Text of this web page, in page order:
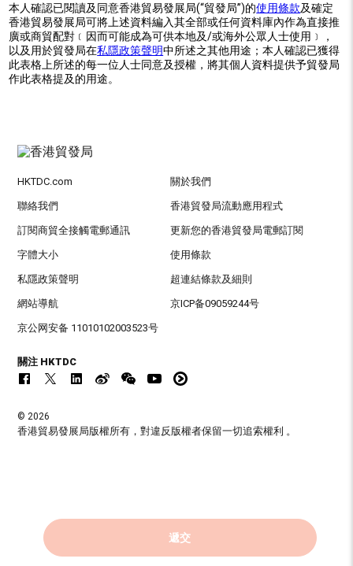
本人確認已閱讀及同意香港貿易發展局(“貿發局”)的使用條款及確定
香港貿易發展局可將上述資料編入其全部或任何資料庫內作為直接推
廣或商貿配對﹝因而可能成為可供本地及/或海外公眾人士使用﹞，
以及用於貿發局在私隱政策聲明中所述之其他用途；本人確認已獲得
此表格上所述的每一位人士同意及授權，將其個人資料提供予貿發局
作此表格提及的用途。
遞交
HKTDC.com 關於我們
聯絡我們 香港貿發局流動應用程式
訂閱商貿全接觸電郵通訊 更新您的香港貿發局電郵訂閱
字體大小 使用條款
私隱政策聲明 超連結條款及細則
網站導航 京ICP备09059244号
京公网安备 11010102003523号
關注 HKTDC
© 2026
香港貿易發展局版權所有，對違反版權者保留一切追索權利 。